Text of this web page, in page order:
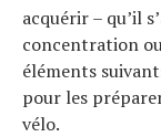
acquérir – qu’il
concentration
éléments
pour les
vélo.